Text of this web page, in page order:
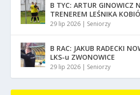
B TYC: ARTUR GINOWICZ
TRENEREM LEŚNIKA
29 lip 2026 | Seniorzy
B RAC: JAKUB RADECKI
LKS-u ZWONOWICE
29 lip 2026 | Seniorzy